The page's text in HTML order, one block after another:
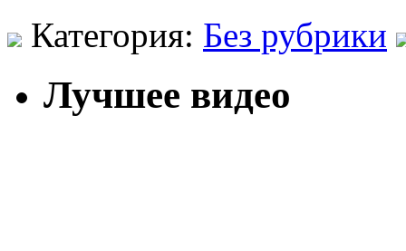
Категория: Без рубрики
Лучшее видео